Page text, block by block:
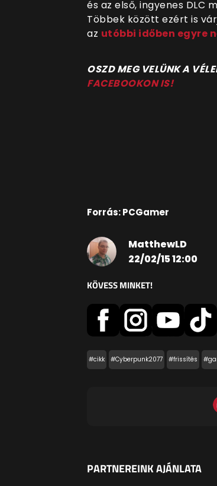
és az első, ingyenes DLC
Többek között ezért is
az utóbbi időben egyre
OSZD MEG VELÜNK A
FACEBOOKON IS!
Forrás: PCGamer
MatthewLD
22/02/15 12:00
KÖVESS MINKET!
#cikk #Cyberpunk2077 #frissítés
PARTNEREINK AJÁNLATA